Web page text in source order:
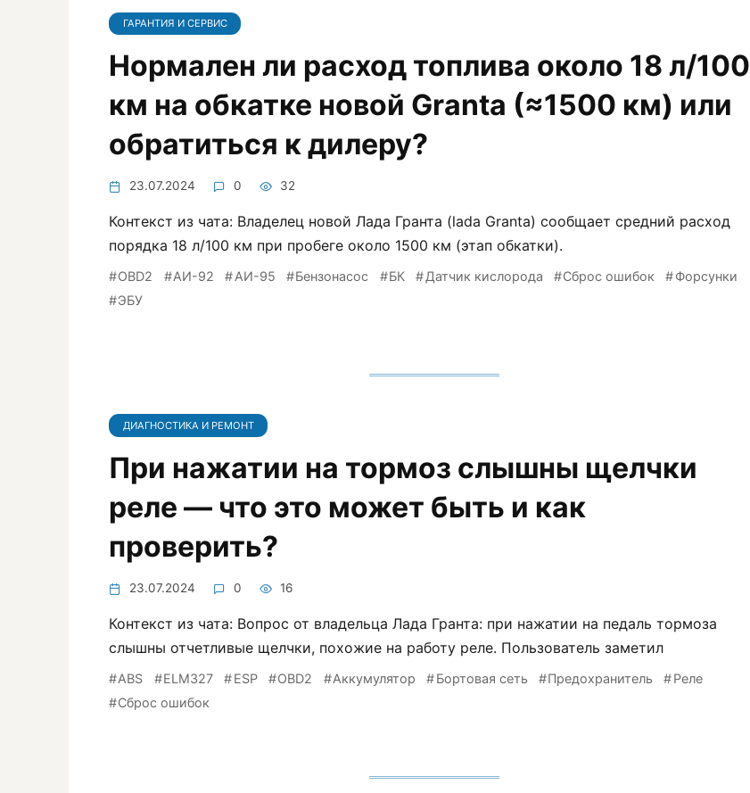
ГАРАНТИЯ И СЕРВИС
Нормален ли расход топлива около 18 л/100
км на обкатке новой Granta (≈1500 км) или
обратиться к дилеру?
23.07.2024 0 32
Контекст из чата: Владелец новой Лада Гранта (lada Granta) сообщает средний расход
порядка 18 л/100 км при пробеге около 1500 км (этап обкатки).
OBD2 АИ-92 АИ-95 Бензонасос БК Датчик кислорода Сброс ошибок
Форсунки
ЭБУ
ДИАГНОСТИКА И РЕМОНТ
При нажатии на тормоз слышны щелчки
реле — что это может быть и как
проверить?
23.07.2024 0 16
Контекст из чата: Вопрос от владельца Лада Гранта: при нажатии на педаль тормоза
слышны отчетливые щелчки, похожие на работу реле. Пользователь заметил
ABS ELM327 ESP OBD2 Аккумулятор Бортовая сеть Предохранитель
Реле
Сброс ошибок